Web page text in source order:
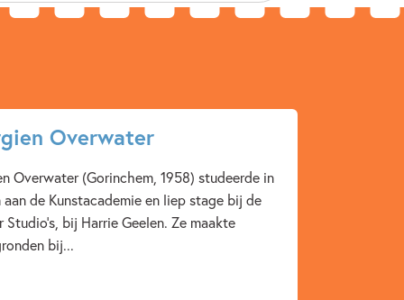
Humor
Jongensboeken
& wetenschap
Overwater
Overwater (Gorinchem, 1958) studeerde in
aan de Kunstacademie en liep stage bij de
Studio’s, bij Harrie Geelen. Ze maakte
bij...